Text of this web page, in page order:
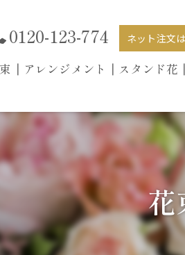
0120-123-774 ネット注文
┃ アレンジメント┃ スタンド花┃
花